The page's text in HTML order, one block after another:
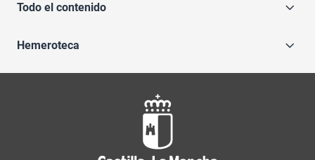
Todo el contenido
Hemeroteca